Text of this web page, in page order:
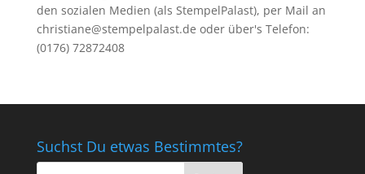
den sozialen Medien (als StempelPalast), per Mail an
christiane@stempelpalast.de oder über's Telefon:
(0176) 72872408
Suchst Du etwas Bestimmtes?